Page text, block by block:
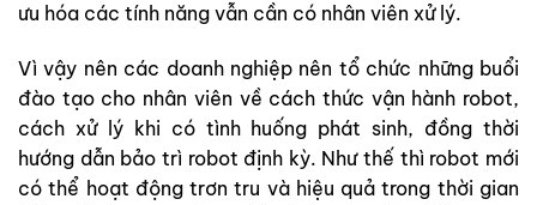
ưu hóa các tính năng vẫn cần có nhân viên xử lý.
Vì vậy nên các doanh nghiệp nên tổ chức những buổi
đào tạo cho nhân viên về cách thức vận hành robot,
cách xử lý khi có tình huống phát sinh, đồng thời
hướng dẫn bảo trì robot định kỳ. Như thế thì robot mới
có thể hoạt động trơn tru và hiệu quả trong thời gian